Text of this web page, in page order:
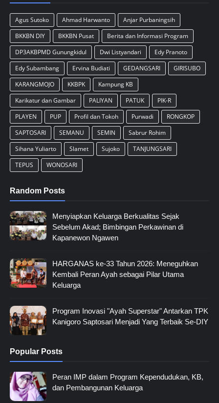
Agus Sutoko Ahmad Harwanto
Anjar Purbaningsih
BKKBN DIY
BKKBN Pusat
Berita dan Informasi Program
DP3AKBPMD Gunungkidul
Dwi Listyandari
Edy Pranoto
Edy Subambang
Ervina Budiati GEDANGSARI
GIRISUBO
KARANGMOJO
KKBPK
Kampung KB
Karikatur dan Gambar
PALIYAN PATUK
PIK-R
PLAYEN
PUP Profil dan Tokoh Purwadi
RONGKOP
SAPTOSARI
SEMANU SEMIN
Sabrur Rohim
Sihana Yuliarto
Slamet Sujoko
TANJUNGSARI
TEPUS
WONOSARI
Random Posts
Menyiapkan Keluarga Berkualitas Sejak
Sebelum Akad; Bimbingan Perkawinan di
Kapanewon Ngawen
HARGANAS ke-33 Tahun 2026: Meneguhkan
Kembali Peran Ayah sebagai Pilar Utama
Keluarga
Program Inovasi "Ayah Superstar" Antarkan TPK
Kanigoro Saptosari Menjadi Yang Terbaik Se-DIY
Popular Posts
Peran IMP dalam Program Kependudukan, KB,
dan Pembangunan Keluarga